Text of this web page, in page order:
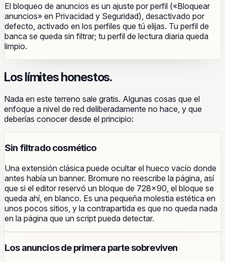
El bloqueo de anuncios es un ajuste por perfil («Bloquear
anuncios» en Privacidad y Seguridad), desactivado por
defecto, activado en los perfiles que tú elijas. Tu perfil de
banca se queda sin filtrar; tu perfil de lectura diaria queda
limpio.
Los límites honestos.
Nada en este terreno sale gratis. Algunas cosas que el
enfoque a nivel de red deliberadamente no hace, y que
deberías conocer desde el principio:
Sin filtrado cosmético
Una extensión clásica puede ocultar el hueco vacío donde
antes había un banner. Bromure no reescribe la página, así
que si el editor reservó un bloque de 728×90, el bloque se
queda ahí, en blanco. Es una pequeña molestia estética en
unos pocos sitios, y la contrapartida es que no queda nada
en la página que un script pueda detectar.
Los anuncios de primera parte sobreviven